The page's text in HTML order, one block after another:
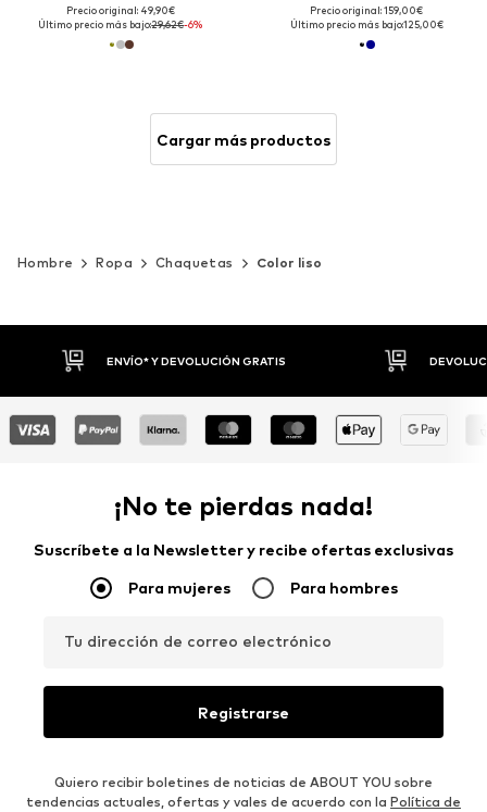
Precio original: 49,90€
Último precio más bajo:29,62€-6%
Precio original: 159,00€
Último precio más bajo:125,00€
Cargar más productos
Hombre Ropa Chaquetas Color liso
DEVOLUCIONES HASTA 30 DÍAS
¡No te pierdas nada!
Suscríbete a la Newsletter y recibe ofertas exclusivas
Para mujeres Para hombres
Tu dirección de correo electrónico
Registrarse
Quiero recibir boletines de noticias de ABOUT YOU sobre
tendencias actuales, ofertas y vales de acuerdo con la Política de